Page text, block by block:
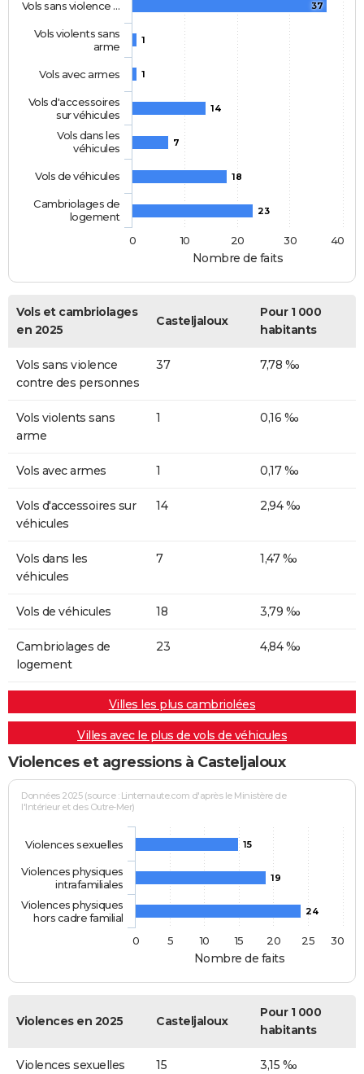
Nombre de faits
37
1
1
14
7
18
23
Vols sans violence …
Vols violents sans
arme
Vols avec armes
Vols d'accessoires
sur véhicules
Vols dans les
véhicules
Vols de véhicules
Cambriolages de
logement
0
10 20 30 40
Vols et cambriolages
en 2025
Casteljaloux
Pour 1 000
habitants
Vols sans violence
contre des personnes
37 7,78 ‰
Vols violents sans
arme
1 0,16 ‰
Vols avec armes 1 0,17 ‰
Vols d'accessoires sur
véhicules
14 2,94 ‰
Vols dans les
véhicules
7 1,47 ‰
Vols de véhicules 18 3,79 ‰
Cambriolages de
logement
23 4,84 ‰
Villes les plus cambriolées
Villes avec le plus de vols de véhicules
Violences et agressions à Casteljaloux
Nombre de faits
Données 2025 (source : Linternaute.com d'après le Ministère de
l'Intérieur et des Outre-Mer)
15
19
24
Violences sexuelles
Violences physiques
intrafamiliales
Violences physiques
hors cadre familial
0
5 10 15 20 25 30
Violences en 2025 Casteljaloux
Pour 1 000
habitants
Violences sexuelles 15 3,15 ‰